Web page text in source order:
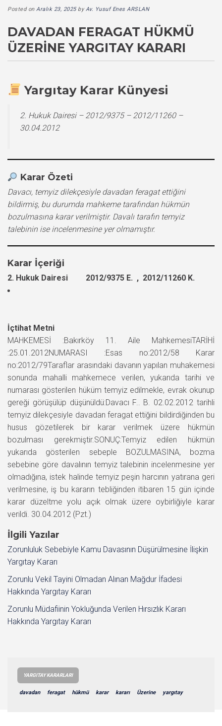
Posted on Aralık 23, 2025byAv. Yusuf Enes ARSLAN
DAVADAN FERAGAT HÜKMÜ
ÜZERINE YARGITAY KARARI
Yargıtay Karar Künyesi
2. Hukuk Dairesi – 2012/9375 – 2012/11260 –
30.04.2012
Karar Özeti
Davacı, temyiz dilekçesiyle davadan feragat ettiğini
bildirmiş, bu durumda mahkeme tarafından hükmün
bozulmasına karar verilmiştir. Davalı tarafın temyiz
talebinin ise incelenmesine yer olmamıştır.
Karar İçeriği
2. Hukuk Dairesi 2012/9375 E. , 2012/11260 K.
İçtihat Metni
MAHKEMESİ :Bakırköy 11. Aile MahkemesiTARİHİ
:25.01.2012NUMARASI :Esas no:2012/58 Karar
no:2012/79Taraflar arasındaki davanın yapılan muhakemesi
sonunda mahalli mahkemece verilen, yukarıda tarihi ve
numarası gösterilen hüküm temyiz edilmekle, evrak okunup
gereği görüşülüp düşünüldü:Davacı F.. B. 02.02.2012 tarihli
temyiz dilekçesiyle davadan feragat ettiğini bildirdiğinden bu
husus gözetilerek bir karar verilmek üzere hükmün
bozulması gerekmiştir.SONUÇ:Temyiz edilen hükmün
yukarıda gösterilen sebeple BOZULMASINA, bozma
sebebine göre davalının temyiz talebinin incelenmesine yer
olmadığına, istek halinde temyiz peşin harcının yatırana geri
verilmesine, iş bu kararın tebliğinden itibaren 15 gün içinde
karar düzeltme yolu açık olmak üzere oybirliğiyle karar
verildi. 30.04.2012 (Pzt.)
İlgili Yazılar
Zorunluluk Sebebiyle Kamu Davasının Düşürülmesine İlişkin
Yargıtay Kararı
Zorunlu Vekil Tayini Olmadan Alınan Mağdur İfadesi
Hakkında Yargıtay Kararı
Zorunlu Müdafiinin Yokluğunda Verilen Hırsızlık Kararı
Hakkında Yargıtay Kararı
YARGITAY KARARLARI
davadan feragat hükmü karar kararı Üzerine yargıtay